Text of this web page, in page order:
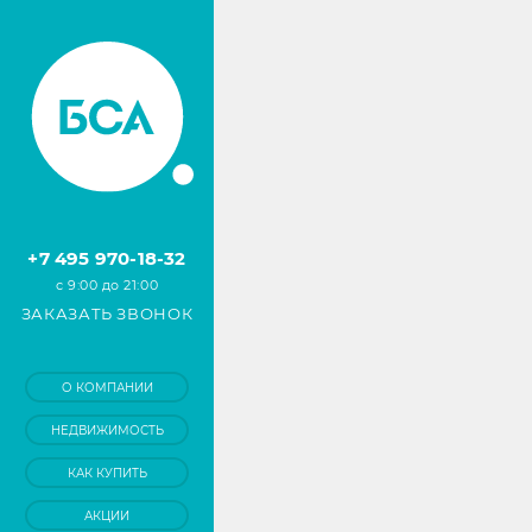
+7 495 970-18-32
с 9:00 до 21:00
ЗАКАЗАТЬ ЗВОНОК
О КОМПАНИИ
НЕДВИЖИМОСТЬ
КАК КУПИТЬ
АКЦИИ